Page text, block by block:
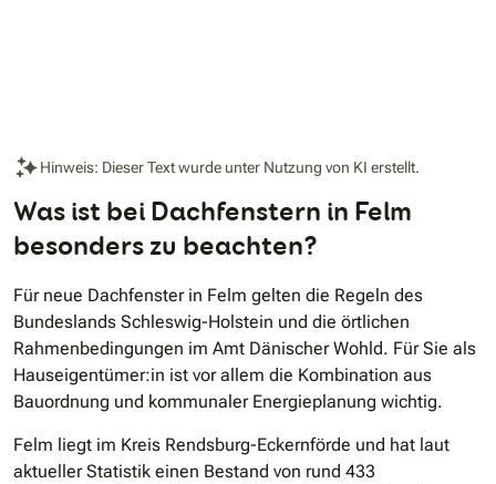
Hinweis: Dieser Text wurde unter Nutzung von KI erstellt.
Was ist bei Dachfenstern in Felm
besonders zu beachten?
Für neue Dachfenster in Felm gelten die Regeln des
Bundeslands Schleswig-Holstein und die örtlichen
Rahmenbedingungen im Amt Dänischer Wohld. Für Sie als
Hauseigentümer:in ist vor allem die Kombination aus
Bauordnung und kommunaler Energieplanung wichtig.
Felm liegt im Kreis Rendsburg-Eckernförde und hat laut
aktueller Statistik einen Bestand von rund 433